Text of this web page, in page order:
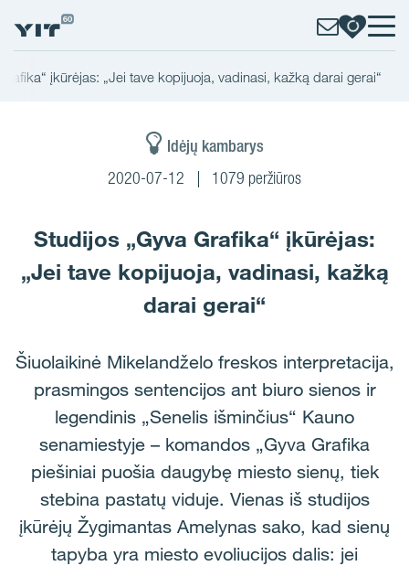
įkūrėjas: „Jei tave kopijuoja, vadinasi, kažką darai gerai“
Idėjų kambarys
2020-07-12 1079 peržiūros
Studijos „Gyva Grafika“ įkūrėjas:
„Jei tave kopijuoja, vadinasi, kažką
darai gerai“
Šiuolaikinė Mikelandželo freskos interpretacija,
prasmingos sentencijos ant biuro sienos ir
legendinis „Senelis išminčius“ Kauno
senamiestyje – komandos „Gyva Grafika
piešiniai puošia daugybę miesto sienų, tiek
stebina pastatų viduje. Vienas iš studijos
įkūrėjų Žygimantas Amelynas sako, kad sienų
tapyba yra miesto evoliucijos dalis: jei